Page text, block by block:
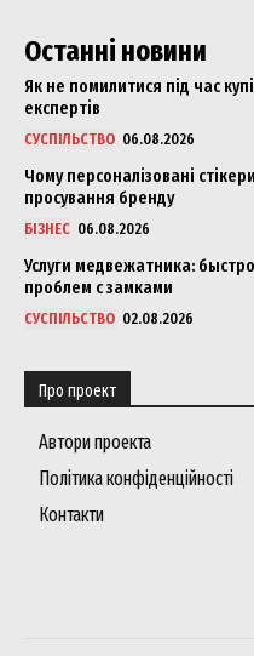
Останні новини
Як не помилитися під час
експертів
СУСПІЛЬСТВО 06.08.2026
Чому персоналізовані
просування бренду
БІЗНЕС 06.08.2026
Услуги медвежатника:
проблем с замками
СУСПІЛЬСТВО 02.08.2026
Про проект
Автори проекта
Політика конфіденційності
Контакти